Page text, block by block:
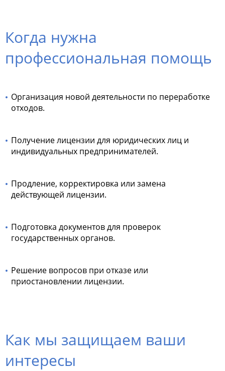
Когда нужна
профессиональная помощь
Организация новой деятельности по переработке
отходов.
Получение лицензии для юридических лиц и
индивидуальных предпринимателей.
Продление, корректировка или замена
действующей лицензии.
Подготовка документов для проверок
государственных органов.
Решение вопросов при отказе или
приостановлении лицензии.
Как мы защищаем ваши
интересы